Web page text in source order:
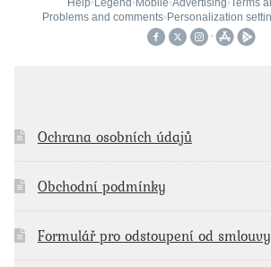
Ochrana osobních údajů
Obchodní podmínky
Formulář pro odstoupení od smlouvy